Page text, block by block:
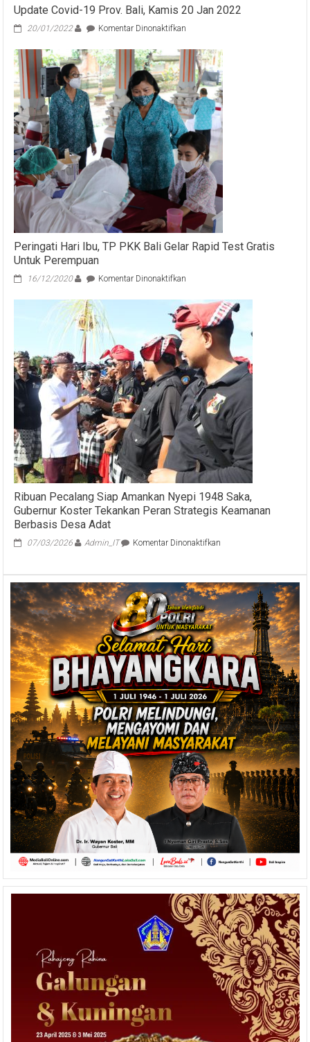
Update Covid-19 Prov. Bali, Kamis 20 Jan 2022
20/01/2022 Komentar Dinonaktifkan
Covid-
19
Prov.
Bali,
Kamis
20
Jan
2022
Peringati Hari Ibu, TP PKK Bali Gelar Rapid Test Gratis
Untuk Perempuan
16/12/2020 Komentar Dinonaktifkan
Hari
Ibu,
TP
PKK
Bali
Gelar
Rapid
Test
Gratis
Untuk
Perempuan
Ribuan Pecalang Siap Amankan Nyepi 1948 Saka,
Gubernur Koster Tekankan Peran Strategis Keamanan
Berbasis Desa Adat
07/03/2026 Admin_IT Komentar Dinonaktifkan
Amankan
1948
Saka,
Gubernur
Koster
Tekankan
Peran
Strategis
Keamanan
Berbasis
Desa
Adat